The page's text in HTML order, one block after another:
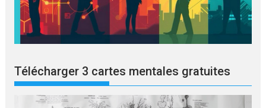
Télécharger 3 cartes mentales gratuites